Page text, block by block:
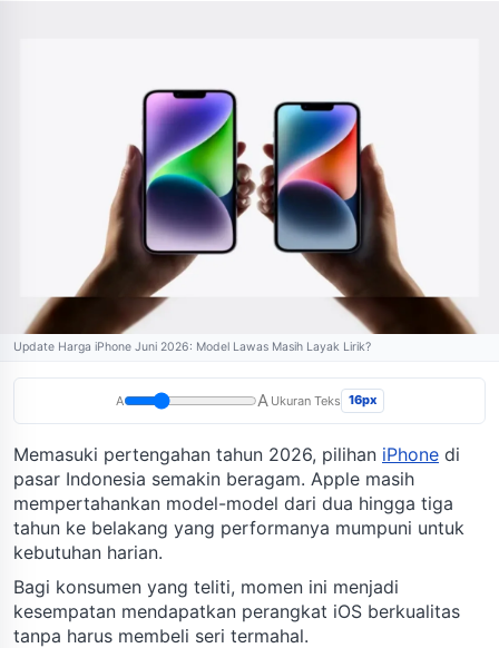
Update Harga iPhone Juni 2026: Model Lawas Masih Layak Lirik?
A A Ukuran Teks 16px
Memasuki pertengahan tahun 2026, pilihan iPhone di
pasar Indonesia semakin beragam. Apple masih
mempertahankan model-model dari dua hingga tiga
tahun ke belakang yang performanya mumpuni untuk
kebutuhan harian.
Bagi konsumen yang teliti, momen ini menjadi
kesempatan mendapatkan perangkat iOS berkualitas
tanpa harus membeli seri termahal.